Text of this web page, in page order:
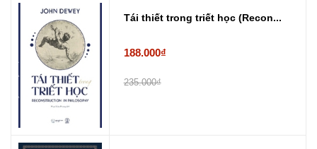
Tái thiết trong triết học (Recon...
188.000₫
235.000₫